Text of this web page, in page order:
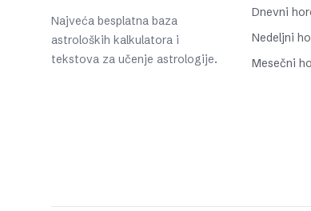
Najveća besplatna baza
astroloških kalkulatora i
tekstova za učenje astrologije.
Dnevni
Nedeljni
Mesečni